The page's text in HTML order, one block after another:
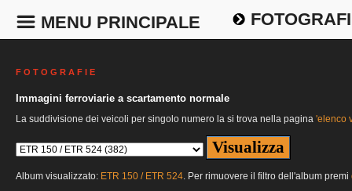
MENU PRINCIPALE
F O T O G R A F I E
Immagini ferroviarie a scartamento normale
La suddivisione dei veicoli per singolo numero la si trova nella pagina 'elenco
Album visualizzato: ETR 150 / ETR 524. Per rimuovere il filtro dell'album premi